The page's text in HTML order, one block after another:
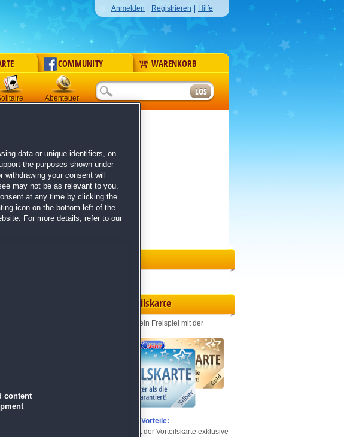
Anmelden Registrieren Hilfe
COMMUNITY WARENKORB
Abenteuer
hier.
Vorteilskarte
Jeden Monat ein Freispiel mit der
Entdecke die Vorteile:
Sichere dir mit der Vorteilskarte exklusive
data or unique identifiers, on
the purposes shown under
your consent will
may not be as relevant to you.
at any time by clicking the
icon on the bottom-left of the
For more details, refer to our
content